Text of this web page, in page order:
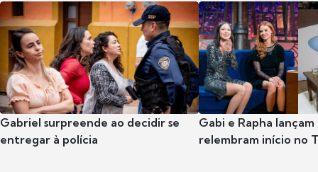
Gabriel surpreende ao decidir se
entregar à polícia
Gabi e Rapha
relembram início no